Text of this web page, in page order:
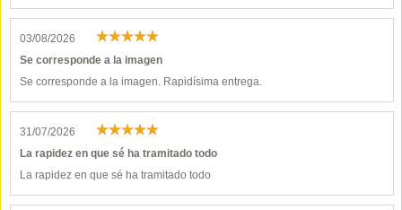
03/08/2026
Se corresponde a la imagen
Se corresponde a la imagen. Rapidísima entrega.
31/07/2026
La rapidez en que sé ha tramitado todo
La rapidez en que sé ha tramitado todo